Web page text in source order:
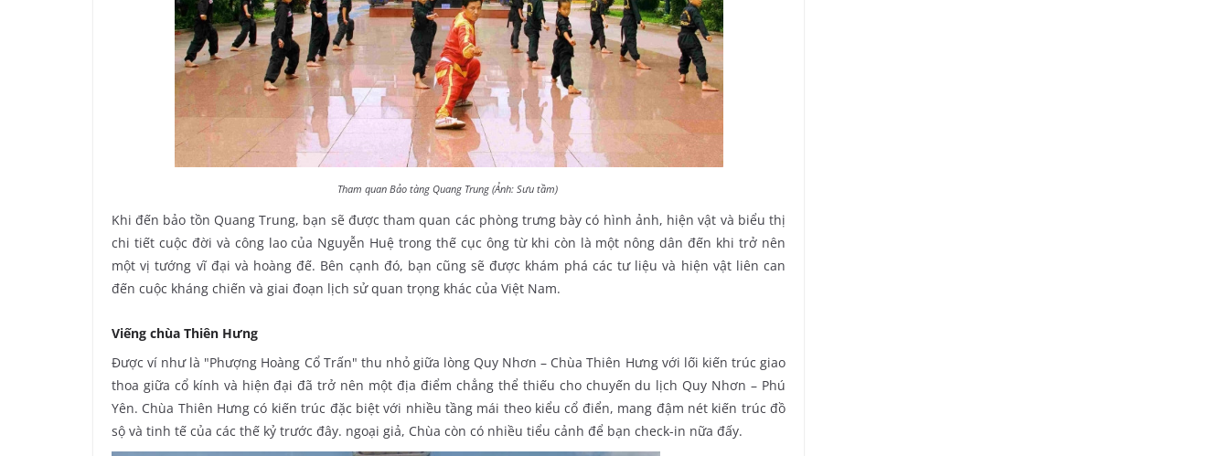
Tham quan Bảo tàng Quang Trung (Ảnh: Sưu tầm)
Khi đến bảo tồn Quang Trung, bạn sẽ được tham quan các phòng trưng bày có hình ảnh, hiện vật và biểu thị
chi tiết cuộc đời và công lao của Nguyễn Huệ trong thế cục ông từ khi còn là một nông dân đến khi trở nên
một vị tướng vĩ đại và hoàng đế. Bên cạnh đó, bạn cũng sẽ được khám phá các tư liệu và hiện vật liên can
đến cuộc kháng chiến và giai đoạn lịch sử quan trọng khác của Việt Nam.
Viếng chùa Thiên Hưng
Được ví như là "Phượng Hoàng Cổ Trấn" thu nhỏ giữa lòng Quy Nhơn – Chùa Thiên Hưng với lối kiến trúc giao
thoa giữa cổ kính và hiện đại đã trở nên một địa điểm chẳng thể thiếu cho chuyến du lịch Quy Nhơn – Phú
Yên. Chùa Thiên Hưng có kiến trúc đặc biệt với nhiều tầng mái theo kiểu cổ điển, mang đậm nét kiến trúc đồ
sộ và tinh tế của các thế kỷ trước đây. ngoại giả, Chùa còn có nhiều tiểu cảnh để bạn check-in nữa đấy.